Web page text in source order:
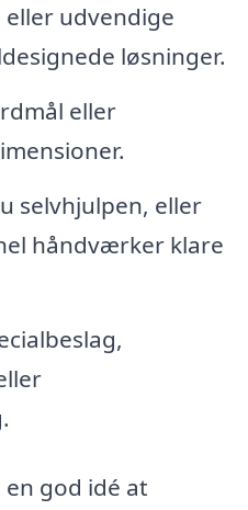
udvendige
løsninger.
eller
selvhjulpen, eller
håndværker klare
god idé at